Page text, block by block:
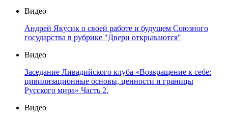
Видео
Андрей Якусик о своей работе и будущем Союзного
государства в рубрике "Двери открываются"
Видео
Заседание Ливадийского клуба «Возвращение к себе:
цивилизационные основы, ценности и границы
Русского мира» Часть 2.
Видео